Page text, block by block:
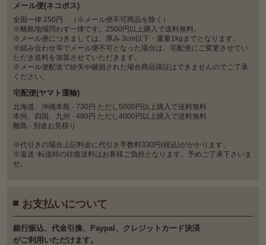
メール便(ネコポス)
全国一律 250円 （※メール便不可商品を除く）
※離島地域問わず一律です。2500円以上購入で送料無料。
※メール便につきましては、厚み 3cm以下・重量1kgまでとなります。
※組み合わせ等でメール便不可となった場合は、宅配便にご変更させてい
ただき送料を加算させていただきます。
※メール便配送で紛失や破損された場合商品保証はできませんのでご了承
ください。
宅配便(ヤマト運輸)
北海道、沖縄本島 - 730円 ただし5000円以上購入で送料無料
本州、四国、九州 - 480円 ただし4000円以上購入で送料無料
離島 - 別途お見積り
※代引きの場合上記料金に代引き手数料330円(税込)がかかります。
※返送･転送時の往復送料はお客様ご負担となります。予めご了承下さいま
せ。
お支払いについて
銀⾏振込、代⾦引換、Paypal、クレジットカード決済
がご利⽤いただけます。